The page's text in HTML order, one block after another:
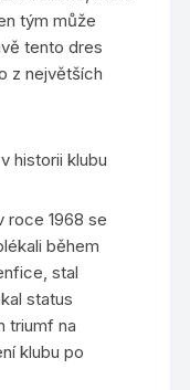
tým může
tento dres
z největších
historii klubu
roce 1968 se
během
stal
status
triumf na
klubu po